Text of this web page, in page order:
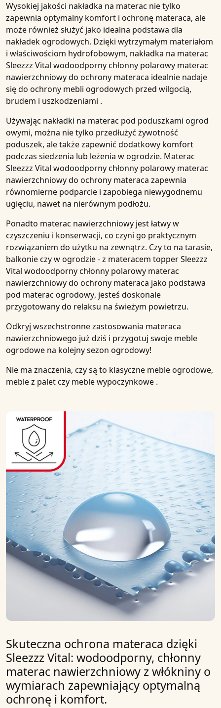
Wysokiej jakości nakładka na materac nie tylko
zapewnia optymalny komfort i ochronę materaca, ale
może również służyć jako idealna podstawa dla
nakładek ogrodowych. Dzięki wytrzymałym materiałom
i właściwościom hydrofobowym, nakładka na materac
Sleezzz Vital wodoodporny chłonny polarowy materac
nawierzchniowy do ochrony materaca idealnie nadaje
się do ochrony mebli ogrodowych przed wilgocią,
brudem i uszkodzeniami .
Używając nakładki na materac pod poduszkami ogrod
owymi, można nie tylko przedłużyć żywotność
poduszek, ale także zapewnić dodatkowy komfort
podczas siedzenia lub leżenia w ogrodzie. Materac
Sleezzz Vital wodoodporny chłonny polarowy materac
nawierzchniowy do ochrony materaca zapewnia
równomierne podparcie i zapobiega niewygodnemu
ugięciu, nawet na nierównym podłożu.
Ponadto materac nawierzchniowy jest łatwy w
czyszczeniu i konserwacji, co czyni go praktycznym
rozwiązaniem do użytku na zewnątrz. Czy to na tarasie,
balkonieczy wogrodzie- z materacem topperSleezzz
Vital wodoodporny chłonny polarowy materac
nawierzchniowy do ochrony materaca jako podstawa
pod materac ogrodowy, jesteś doskonale
przygotowany do relaksu na świeżym powietrzu.
Odkryj wszechstronne zastosowania materaca
nawierzchniowego już dziś i przygotuj swoje meble
ogrodowe na kolejnysezon ogrodowy!
Nie ma znaczenia, czy są to klasyczne meble ogrodowe,
meble z paletczy meble wypoczynkowe .
Skuteczna ochrona materaca dzięki
Sleezzz Vital: wodoodporny, chłonny
materac nawierzchniowy z włókniny o
wymiarach zapewniający optymalną
ochronę i komfort.